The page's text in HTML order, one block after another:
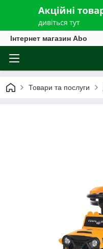
Інтернет магазин Abo
Товари та послуги